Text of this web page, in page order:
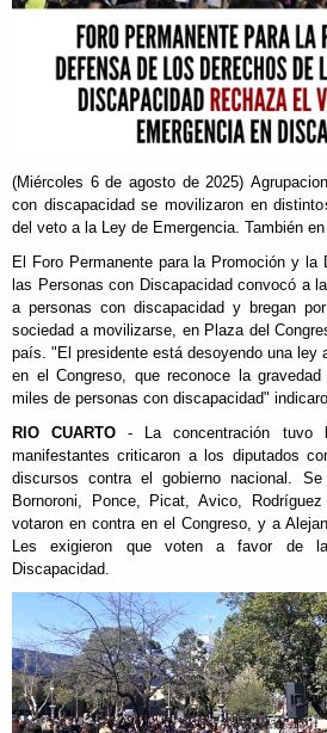
(Miércoles 6 de agosto de 2025)
con discapacidad se movilizaron en
del veto a la Ley de Emergencia. También
El Foro Permanente para la Promoción y la
las Personas con Discapacidad convocó a
a personas con discapacidad y bregan
sociedad a movilizarse, en Plaza del
país. "El presidente está desoyendo una ley
en el Congreso, que reconoce la
miles de personas con discapacidad"
RIO CUARTO - La concentración tuvo
manifestantes criticaron a los diputados
discursos contra el gobierno nacional.
Bornoroni, Ponce, Picat, Avico,
votaron en contra en el Congreso, y a
Les exigieron que voten a favor de
Discapacidad.